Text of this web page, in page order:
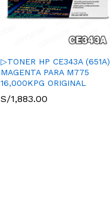
▷TONER HP CE343A (651A)
MAGENTA PARA M775
16,000KPG ORIGINAL
S/1,883.00